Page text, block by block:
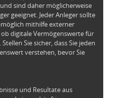
sind daher möglicherweise
geeignet. Jeder Anleger sollte
mithilfe externer
digitale Vermögenswerte für
Sie sicher, dass Sie jeden
verstehen, bevor Sie
und Resultate aus